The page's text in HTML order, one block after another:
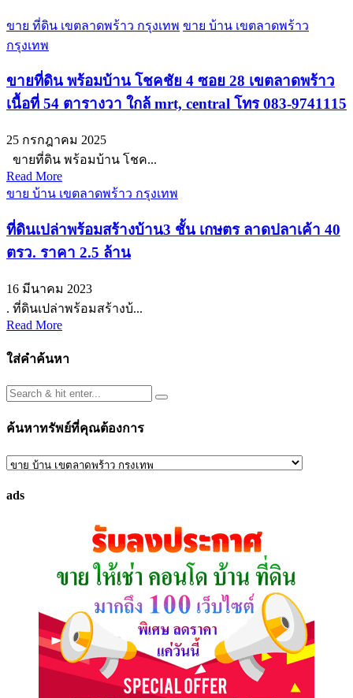
ขาย ที่ดิน เขตลาดพร้าว กรุงเทพ ขาย บ้าน เขตลาดพร้าว
กรุงเทพ
ขายที่ดิน พร้อมบ้าน โชคชัย 4 ซอย 28 เขตลาดพร้าว
เนื้อที่ 54 ตารางวา ใกล้ mrt, central โทร 083-9741115
25 กรกฎาคม 2025
ขายที่ดิน พร้อมบ้าน โชค...
Read More
ขาย บ้าน เขตลาดพร้าว กรุงเทพ
ที่ดินเปล่าพร้อมสร้างบ้าน3 ชั้น เกษตร ลาดปลาเค้า 40
ตรว. ราคา 2.5 ล้าน
16 มีนาคม 2023
. ที่ดินเปล่าพร้อมสร้างบ้...
Read More
ใส่คำค้นหา
ค้นหาทรัพย์ที่คุณต้องการ
ค้นหา
ที่
ads